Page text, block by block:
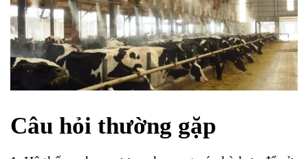
Câu hỏi thường gặp